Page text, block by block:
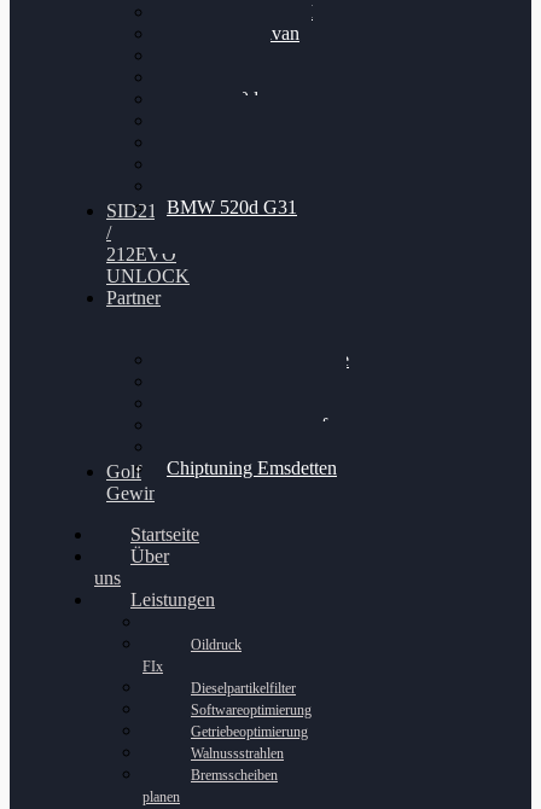
VW Passat 2.0TDI
VW T6 Multivan
BMW 120d
BMW 520d G31
SID212
/
212EVO
UNLOCK
Partner
Bilgenroth Performance
Chiptuning Schüttorf
Chiptuning Emsdetten
Golf
Gewinnspiel
Startseite
Über
uns
Leistungen
Oildruck
FIx
Dieselpartikelfilter
Softwareoptimierung
Getriebeoptimierung
Walnussstrahlen
Bremsscheiben
planen